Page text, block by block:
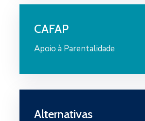
CAFAP
Apoio à Parentalidade
Alternativas